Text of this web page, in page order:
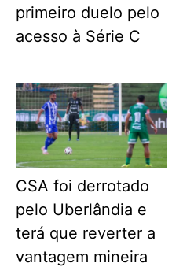
primeiro duelo pelo
acesso à Série C
CSA foi derrotado
pelo Uberlândia e
terá que reverter a
vantagem mineira